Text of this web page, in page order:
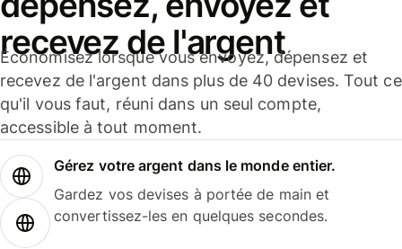
recevez de l'argent
Économisez lorsque vous envoyez, dépensez et
recevez de l'argent dans plus de 40 devises. Tout ce
qu'il vous faut, réuni dans un seul compte,
accessible à tout moment.
Gérez votre argent dans le monde entier.
Gardez vos devises à portée de main et
convertissez-les en quelques secondes.